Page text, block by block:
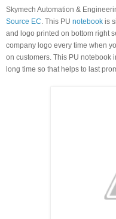
Source EC. This PU notebook is
and logo printed on bottom right
company logo every time when
on customers. This PU notebook
long time so that helps to last